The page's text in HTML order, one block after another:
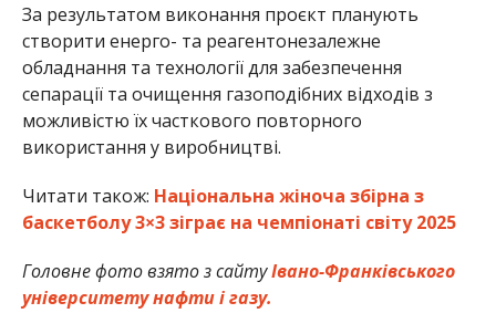
За результатом виконання проєкт планують
створити енерго- та реагентонезалежне
обладнання та технології для забезпечення
сепарації та очищення газоподібних відходів з
можливістю їх часткового повторного
використання у виробництві.
Читати також: Національна жіноча збірна з
баскетболу 3×3 зіграє на чемпіонаті світу 2025
Головне фото взято з сайтуІвано-Франківського
університету нафти і газу.